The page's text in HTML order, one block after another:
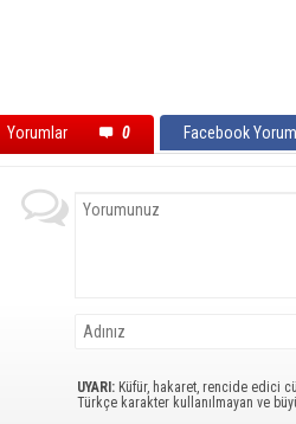
Yorumlar 0 Facebook
UYARI: Küfür, hakaret, rencide edici
Türkçe karakter kullanılmayan ve